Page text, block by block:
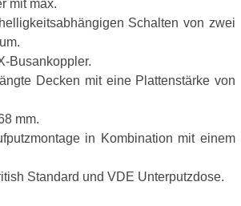
mit max.
Schalten von zwei
Busankoppler.
Decken mit eine Plattenstärke von
mm.
in Kombination mit einem
Standard und VDE Unterputzdose.